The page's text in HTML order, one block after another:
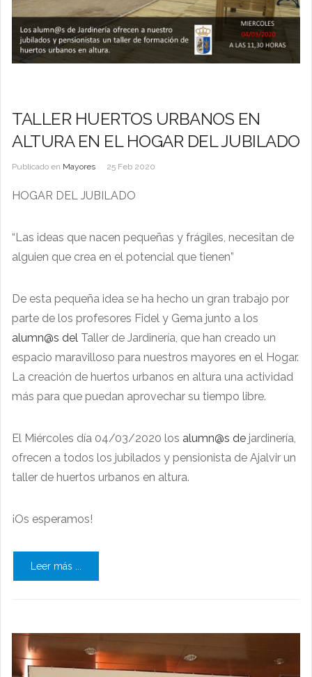
TALLER HUERTOS URBANOS EN
ALTURA EN EL HOGAR DEL JUBILADO
Publicado en Mayores 25 Feb 2020
HOGAR DEL JUBILADO
“Las ideas que nacen pequeñas y frágiles, necesitan de
alguien que crea en el potencial que tienen”
De esta pequeña idea se ha hecho un gran trabajo por
parte de los profesores Fidel y Gema junto a los
alumn@s del Taller de Jardinería, que han creado un
espacio maravilloso para nuestros mayores en el Hogar.
La creación de huertos urbanos en altura una actividad
más para que puedan aprovechar su tiempo libre.
El Miércoles día 04/03/2020 los alumn@s de jardinería,
ofrecen a todos los jubilados y pensionista de Ajalvir un
taller de huertos urbanos en altura.
¡Os esperamos!
Leer más ...